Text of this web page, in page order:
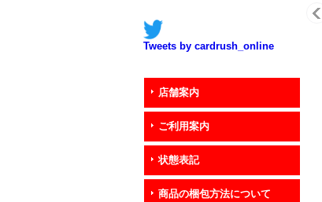
Tweets by cardrush_online
店舗案内
ご利用案内
状態表記
商品の梱包方法について